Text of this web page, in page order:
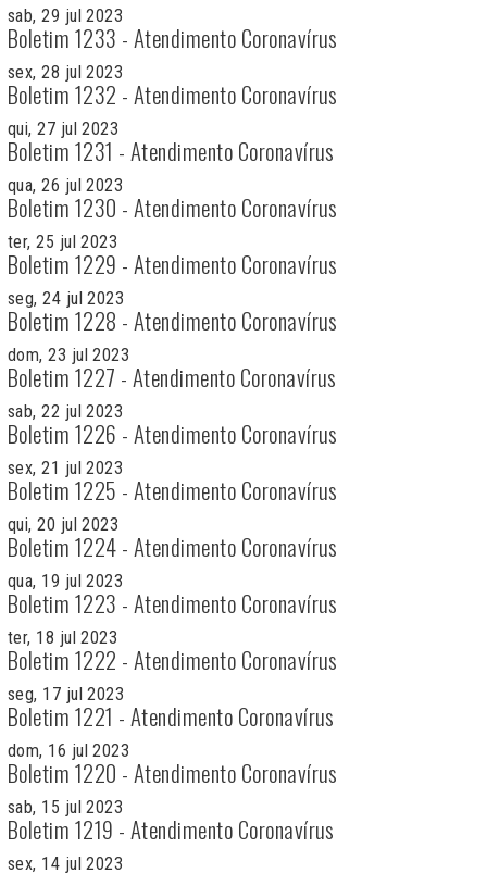
sab, 29 jul 2023
Boletim 1233 - Atendimento Coronavírus
sex, 28 jul 2023
Boletim 1232 - Atendimento Coronavírus
qui, 27 jul 2023
Boletim 1231 - Atendimento Coronavírus
qua, 26 jul 2023
Boletim 1230 - Atendimento Coronavírus
ter, 25 jul 2023
Boletim 1229 - Atendimento Coronavírus
seg, 24 jul 2023
Boletim 1228 - Atendimento Coronavírus
dom, 23 jul 2023
Boletim 1227 - Atendimento Coronavírus
sab, 22 jul 2023
Boletim 1226 - Atendimento Coronavírus
sex, 21 jul 2023
Boletim 1225 - Atendimento Coronavírus
qui, 20 jul 2023
Boletim 1224 - Atendimento Coronavírus
qua, 19 jul 2023
Boletim 1223 - Atendimento Coronavírus
ter, 18 jul 2023
Boletim 1222 - Atendimento Coronavírus
seg, 17 jul 2023
Boletim 1221 - Atendimento Coronavírus
dom, 16 jul 2023
Boletim 1220 - Atendimento Coronavírus
sab, 15 jul 2023
Boletim 1219 - Atendimento Coronavírus
sex, 14 jul 2023